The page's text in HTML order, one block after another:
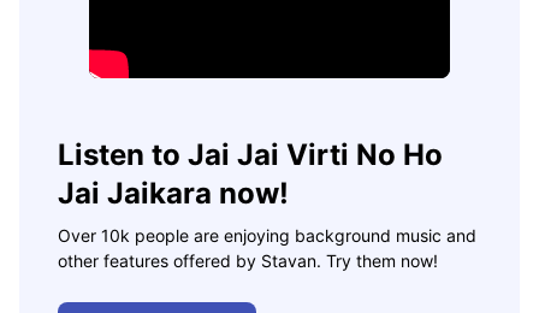
Listen to Jai Jai Virti No Ho
Jai Jaikara now!
Over 10k people are enjoying background music and
other features offered by Stavan. Try them now!